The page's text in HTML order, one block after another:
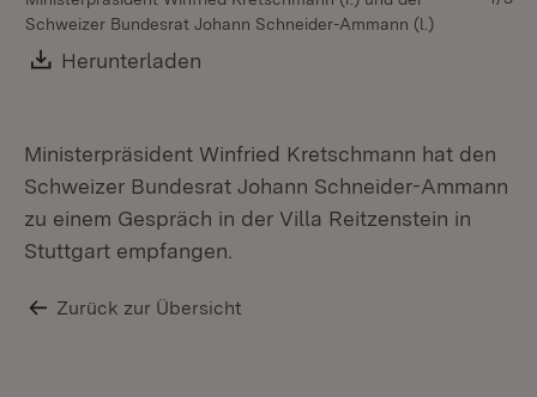
Schweizer Bundesrat Johann Schneider-Ammann (l.)
Download:
Herunterladen
Ministerpräsident Winfried Kretschmann hat den
Schweizer Bundesrat Johann Schneider-Ammann
zu einem Gespräch in der Villa Reitzenstein in
Stuttgart empfangen.
Zurück zur Übersicht